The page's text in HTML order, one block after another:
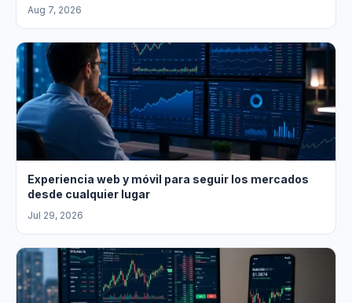
Aug 7, 2026
Experiencia web y móvil para seguir los mercados
desde cualquier lugar
Jul 29, 2026